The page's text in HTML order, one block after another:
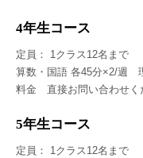
4年生コース
定員： 1クラス12名まで
算数・国語 各45分×2/週
料金 直接お問い合わせく
5年生コース
定員： 1クラス12名まで